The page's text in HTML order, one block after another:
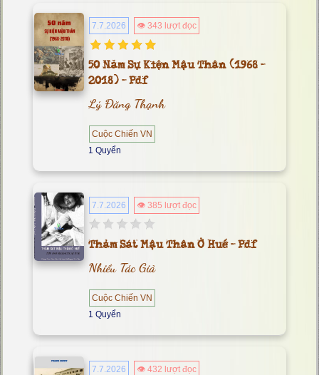
7.7.2026 👁 343 lượt đọc
50 Năm Sự Kiện Mậu Thân (1968 -
2018) - Pdf
Lý Đăng Thạnh
Cuộc Chiến VN
1 Quyển
7.7.2026 👁 385 lượt đọc
Thảm Sát Mậu Thân Ở Huế - Pdf
Nhiều Tác Giả
Cuộc Chiến VN
1 Quyển
7.7.2026 👁 432 lượt đọc